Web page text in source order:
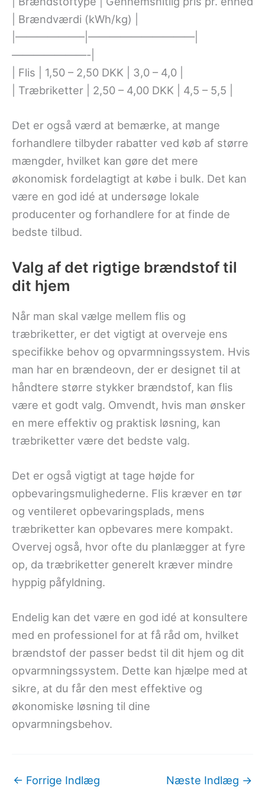
| Brændværdi (kWh/kg) |
|——————–|——————————|
———————-|
| Flis | 1,50 – 2,50 DKK | 3,0 – 4,0 |
| Træbriketter | 2,50 – 4,00 DKK | 4,5 – 5,5 |
Det er også værd at bemærke, at mange
forhandlere tilbyder rabatter ved køb af større
mængder, hvilket kan gøre det mere
økonomisk fordelagtigt at købe i bulk. Det kan
være en god idé at undersøge lokale
producenter og forhandlere for at finde de
bedste tilbud.
Valg af det rigtige brændstof til
dit hjem
Når man skal vælge mellem flis og
træbriketter, er det vigtigt at overveje ens
specifikke behov og opvarmningssystem. Hvis
man har en brændeovn, der er designet til at
håndtere større stykker brændstof, kan flis
være et godt valg. Omvendt, hvis man ønsker
en mere effektiv og praktisk løsning, kan
træbriketter være det bedste valg.
Det er også vigtigt at tage højde for
opbevaringsmulighederne. Flis kræver en tør
og ventileret opbevaringsplads, mens
træbriketter kan opbevares mere kompakt.
Overvej også, hvor ofte du planlægger at fyre
op, da træbriketter generelt kræver mindre
hyppig påfyldning.
Endelig kan det være en god idé at konsultere
med en professionel for at få råd om, hvilket
brændstof der passer bedst til dit hjem og dit
opvarmningssystem. Dette kan hjælpe med at
sikre, at du får den mest effektive og
økonomiske løsning til dine
opvarmningsbehov.
← Forrige Indlæg Næste Indlæg →